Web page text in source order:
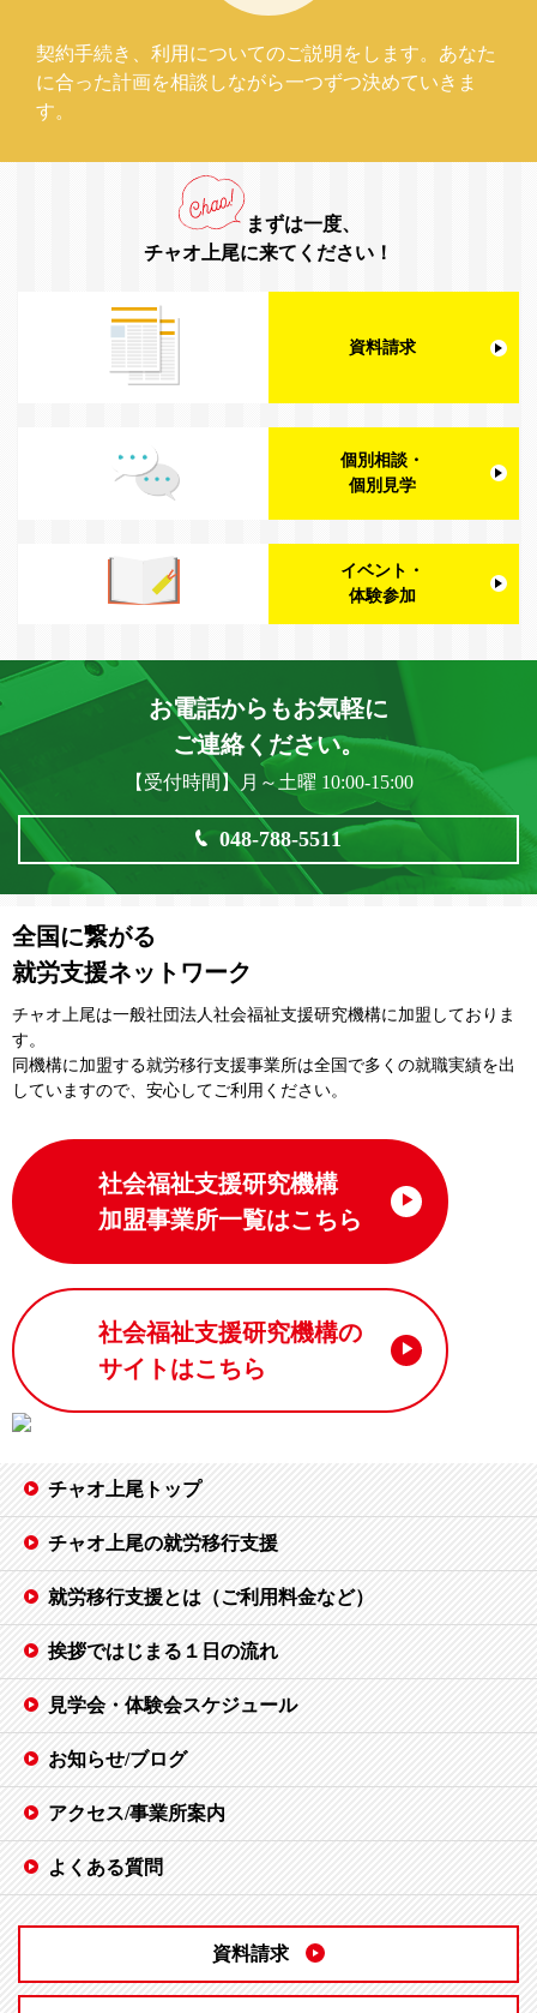
契約手続き、利用についてのご説明をします。あなた
に合った計画を相談しながら一つずつ決めていきま
す。
まずは一度、
チャオ上尾に来てください！
資料請求
個別相談・
個別見学
イベント・
体験参加
お電話からもお気軽に
ご連絡ください。
【受付時間】月～土曜 10:00-15:00
048-788-5511
全国に繋がる
就労支援ネットワーク
チャオ上尾は一般社団法⼈社会福祉⽀援研究機構に加盟しておりま
す。
同機構に加盟する就労移⾏⽀援事業所は全国で多くの就職実績を出
していますので、安⼼してご利⽤ください。
社会福祉支援研究機構
加盟事業所一覧はこちら
社会福祉支援研究機構の
サイトはこちら
チャオ上尾トップ
チャオ上尾の就労移行支援
就労移行支援とは（ご利用料金など）
挨拶ではじまる１日の流れ
見学会・体験会スケジュール
お知らせ/ブログ
アクセス/事業所案内
よくある質問
資料請求